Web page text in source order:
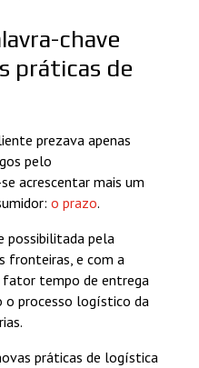
chave
práticas de
prezava apenas
pelo
acrescentar mais um
o prazo.
possibilitada pela
fronteiras, e com a
fator tempo de entrega
o processo logístico da
práticas de logística